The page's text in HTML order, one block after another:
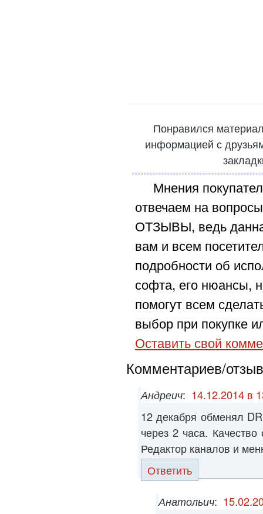
Понравился
информацией с
Мнения
отвечаем на
ОТЗЫВЫ, ведь
вам и всем
подробности об
софта, его нюансы,
помогут всем
выбор при покупке
Оставить свой
Комментариев/
Андреич: 14.12.2014 в
12 декабря обменял
через 2 часа.
Редактор каналов и
Ответить
Анатольич: